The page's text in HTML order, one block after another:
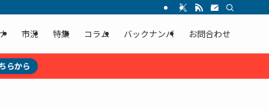
市況 特集 コラム バックナンバ お問合わせ
らから